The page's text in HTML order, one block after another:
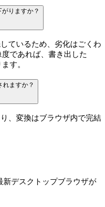
りますか？
ているため、劣化はごくわ
であれば、書き出した
す。
れますか？
、変換はブラウザ内で完結
新デスクトップブラウザが